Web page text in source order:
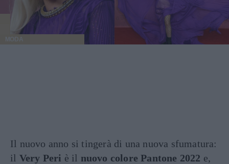
MODA
Il nuovo anno si tingerà di una nuova sfumatura:
il Very Peri è il nuovo colore Pantone 2022 e,